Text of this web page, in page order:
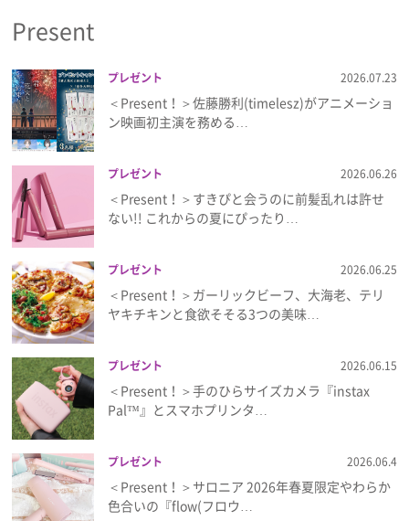
Present
プレゼント 2026.07.23
＜Present！＞佐藤勝利(timelesz)がアニメーショ
ン映画初主演を務める…
プレゼント 2026.06.26
＜Present！＞すきぴと会うのに前髪乱れは許せ
ない!! これからの夏にぴったり…
プレゼント 2026.06.25
＜Present！＞ガーリックビーフ、大海老、テリ
ヤキチキンと食欲そそる3つの美味…
プレゼント 2026.06.15
＜Present！＞手のひらサイズカメラ『instax
Pal™』とスマホプリンタ…
プレゼント 2026.06.4
＜Present！＞サロニア 2026年春夏限定やわらか
色合いの『flow(フロウ…